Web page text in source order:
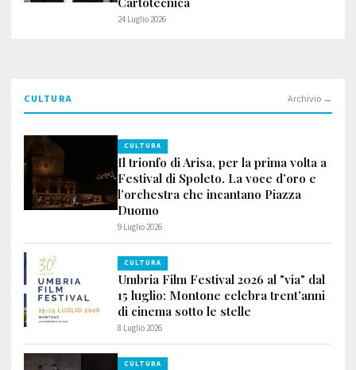
24 Luglio 2026
CULTURA Archivio →
CULTURA
Il trionfo di Arisa, per la prima volta a
Festival di Spoleto. La voce d’oro e
l’orchestra che incantano Piazza
Duomo
9 Luglio 2026
CULTURA
Umbria Film Festival 2026 al "via" dal
15 luglio: Montone celebra trent'anni
di cinema sotto le stelle
8 Luglio 2026
CULTURA